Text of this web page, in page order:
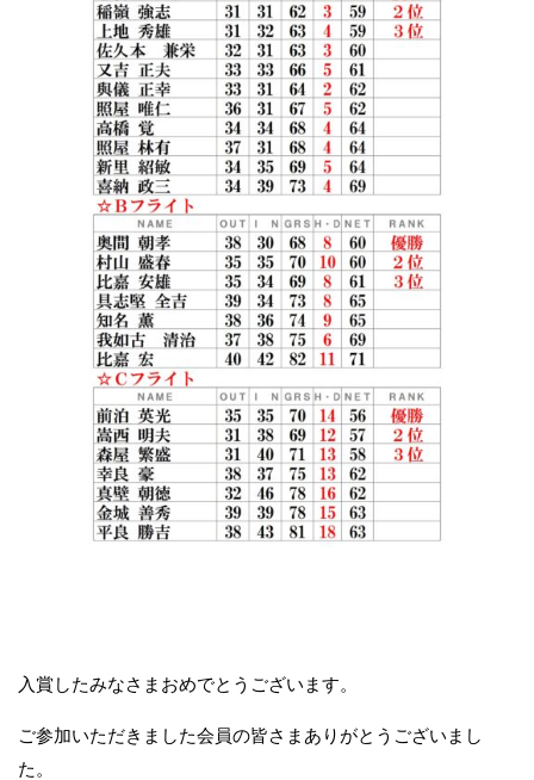
入賞したみなさまおめでとうございます。
ご参加いただきました会員の皆さまありがとうございまし
た。